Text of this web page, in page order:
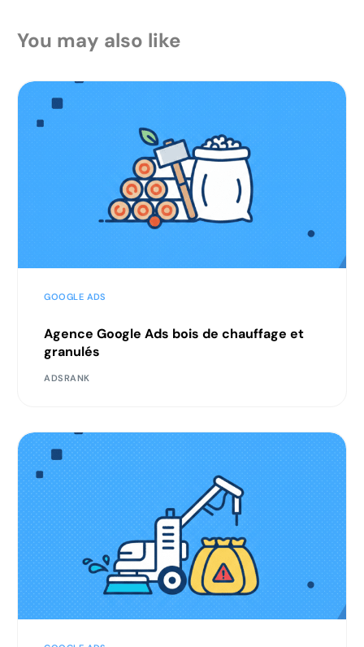
You may also like
GOOGLE ADS
Agence Google Ads bois de chauffage et
granulés
ADSRANK